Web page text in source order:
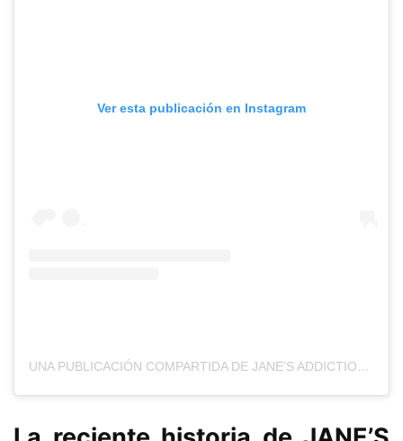
Ver esta publicación en Instagram
UNA PUBLICACIÓN COMPARTIDA DE JANE’S ADDICTION (@JANESADDICTION)